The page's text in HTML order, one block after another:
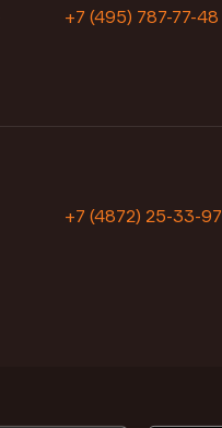
+7 (495) 787-77-48
+7 (4872) 25-33-97